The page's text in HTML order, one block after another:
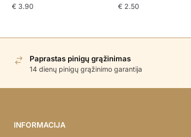
€ 3.90 € 2.50
Paprastas pinigų grąžinimas
14 dienų pinigų grąžinimo garantija
INFORMACIJA